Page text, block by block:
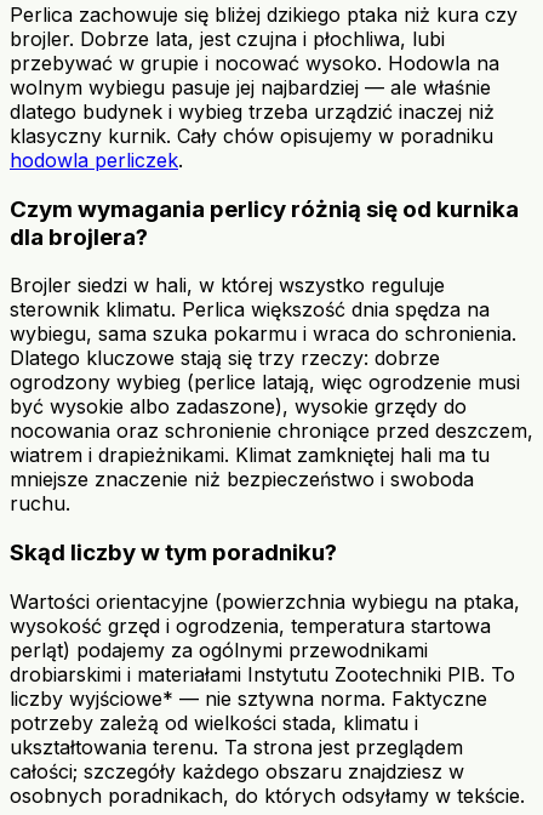
Perlica zachowuje się bliżej dzikiego ptaka niż kura czy
brojler. Dobrze lata, jest czujna i płochliwa, lubi
przebywać w grupie i nocować wysoko. Hodowla na
wolnym wybiegu pasuje jej najbardziej — ale właśnie
dlatego budynek i wybieg trzeba urządzić inaczej niż
klasyczny kurnik. Cały chów opisujemy w poradniku
hodowla perliczek.
Czym wymagania perlicy różnią się od kurnika
dla brojlera?
Brojler siedzi w hali, w której wszystko reguluje
sterownik klimatu. Perlica większość dnia spędza na
wybiegu, sama szuka pokarmu i wraca do schronienia.
Dlatego kluczowe stają się trzy rzeczy: dobrze
ogrodzony wybieg (perlice latają, więc ogrodzenie musi
być wysokie albo zadaszone), wysokie grzędy do
nocowania oraz schronienie chroniące przed deszczem,
wiatrem i drapieżnikami. Klimat zamkniętej hali ma tu
mniejsze znaczenie niż bezpieczeństwo i swoboda
ruchu.
Skąd liczby w tym poradniku?
Wartości orientacyjne (powierzchnia wybiegu na ptaka,
wysokość grzęd i ogrodzenia, temperatura startowa
perląt) podajemy za ogólnymi przewodnikami
drobiarskimi i materiałami Instytutu Zootechniki PIB. To
liczby wyjściowe* — nie sztywna norma. Faktyczne
potrzeby zależą od wielkości stada, klimatu i
ukształtowania terenu. Ta strona jest przeglądem
całości; szczegóły każdego obszaru znajdziesz w
osobnych poradnikach, do których odsyłamy w tekście.